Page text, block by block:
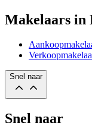
Makelaars in
Snel naar
Snel naar